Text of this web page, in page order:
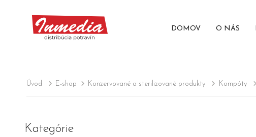
DOMOV O NÁS
Úvod E-shop Konzervované a sterilizované produkty Kompóty
Kategórie